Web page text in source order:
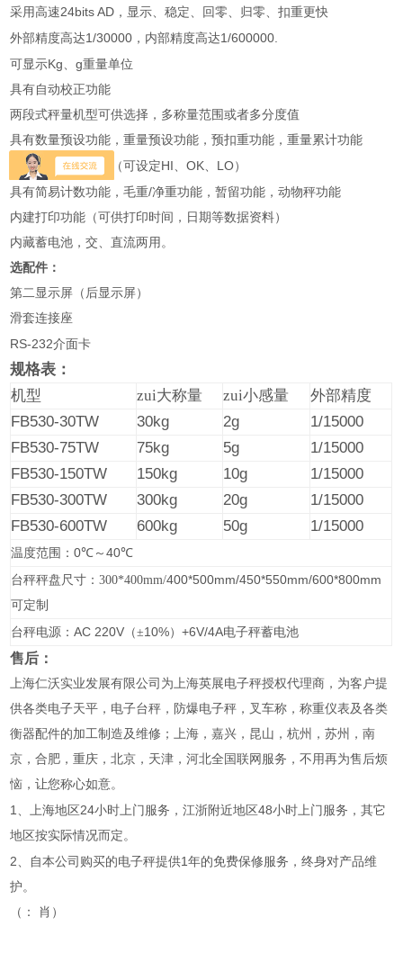
采用高速24bits AD ，显示、稳定、回零、归零、扣重更快
外部精度高达1/30000 ，内部精度高达1/600000.
可显示Kg、g重量单位
具有自动校正功能
两段式秤量机型可供选择，多称量范围或者多分度值
具有数量预设功能，重量预设功能，预扣重功能，重量累计功能
具有检校秤之功能（可设定HI、OK、 LO）
具有简易计数功能，毛重/净重功能，暂留功能，动物秤功能
内建打印功能（可供打印时间，日期等数据资料）
内藏蓄电池，交、直流两用。
选配件：
第二显示屏（后显示屏）
滑套连接座
RS-232介面卡
规格表：
机型
zui大称量 zui小感量
外部精度
FB530-30TW
30kg 2g
1/15000
FB530-75TW
75kg 5g
1/15000
FB530-150TW
150kg 10g
1/15000
FB530-300TW
300kg 20g
1/15000
FB530-600TW
600kg 50g 1/15000
温度范围：0℃ ～40℃
台秤秤盘尺寸：300*400mm/400*500mm/450*550mm/600*800mm
可定制
台秤电源：AC 220V （±10%）+6V/4A电子秤蓄电池
售后：
上海仁沃实业发展有限公司为上海英展电子秤授权代理商，为客户提
供各类电子天平，电子台秤，防爆电子秤，叉车称，称重仪表及各类
衡器配件的加工制造及维修；上海，嘉兴，昆山，杭州，苏州，南
京，合肥，重庆，北京，天津，河北全国联网服务，不用再为售后烦
恼，让您称心如意。
1 、上海地区24小时上门服务，江浙附近地区48小时上门服务，其它
地区按实际情况而定。
2、自本公司购买的电子秤提供1年的免费保修服务，终身对产品维
护。
（：
肖 ）